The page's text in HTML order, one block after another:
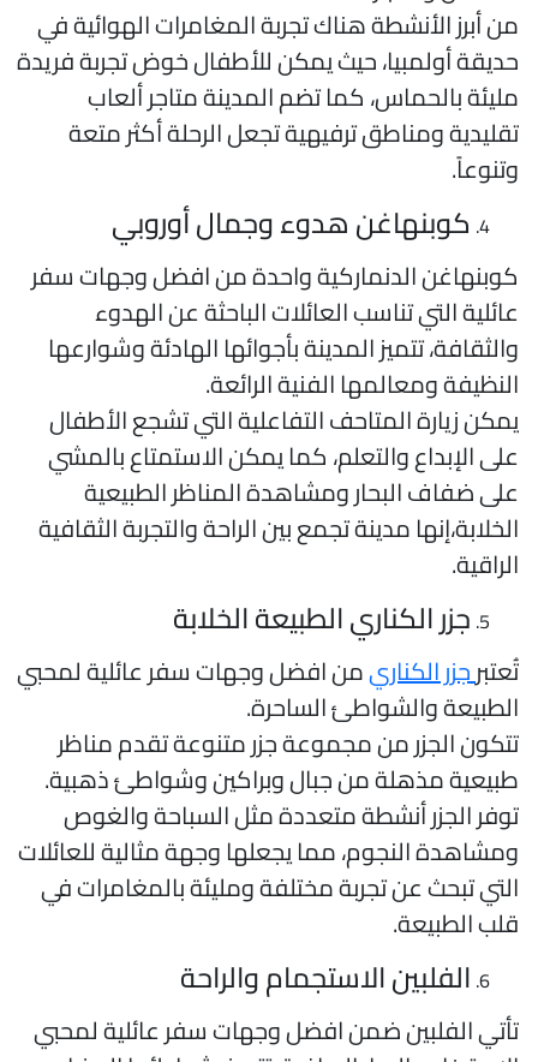
أبرز الأنشطة هناك تجربة المغامرات الهوائية في
أولمبيا، حيث يمكن للأطفال خوض تجربة فريدة
بالحماس، كما تضم المدينة متاجر ألعاب
ومناطق ترفيهية تجعل الرحلة أكثر متعة
كوبنهاغن هدوء وجمال أوروبي
الدنماركية واحدة من افضل وجهات سفر
التي تناسب العائلات الباحثة عن الهدوء
تتميز المدينة بأجوائها الهادئة وشوارعها
ومعالمها الفنية الرائعة.
زيارة المتاحف التفاعلية التي تشجع الأطفال
الإبداع والتعلم، كما يمكن الاستمتاع بالمشي
ضفاف البحار ومشاهدة المناظر الطبيعية
مدينة تجمع بين الراحة والتجربة الثقافية
جزر الكناري الطبيعة الخلابة
جزر الكناريمن افضل وجهات سفر عائلية لمحبي
والشواطئ الساحرة.
الجزر من مجموعة جزر متنوعة تقدم مناظر
مذهلة من جبال وبراكين وشواطئ ذهبية.
الجزر أنشطة متعددة مثل السباحة والغوص
النجوم، مما يجعلها وجهة مثالية للعائلات
تبحث عن تجربة مختلفة ومليئة بالمغامرات في
الطبيعة.
الفلبين الاستجمام والراحة
الفلبين ضمن افضل وجهات سفر عائلية لمحبي